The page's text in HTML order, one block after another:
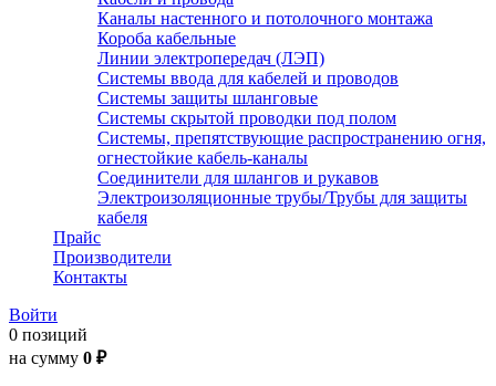
Каналы настенного и потолочного монтажа
Короба кабельные
Линии электропередач (ЛЭП)
Системы ввода для кабелей и проводов
Системы защиты шланговые
Системы скрытой проводки под полом
Системы, препятствующие распространению огня,
огнестойкие кабель-каналы
Соединители для шлангов и рукавов
Электроизоляционные трубы/Трубы для защиты
кабеля
Прайс
Производители
Контакты
Войти
0 позиций
на сумму 0 ₽